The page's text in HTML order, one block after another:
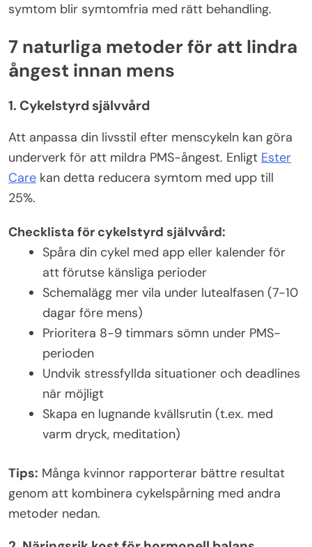
symtom blir symtomfria med rätt behandling.
7 naturliga metoder för att lindra
ångest innan mens
1. Cykelstyrd självvård
Att anpassa din livsstil efter menscykeln kan göra
underverk för att mildra PMS-ångest. Enligt Ester
Care kan detta reducera symtom med upp till
25%.
Checklista för cykelstyrd självvård:
Spåra din cykel med app eller kalender för
att förutse känsliga perioder
Schemalägg mer vila under lutealfasen (7-10
dagar före mens)
Prioritera 8-9 timmars sömn under PMS-
perioden
Undvik stressfyllda situationer och deadlines
när möjligt
Skapa en lugnande kvällsrutin (t.ex. med
varm dryck, meditation)
Tips: Många kvinnor rapporterar bättre resultat
genom att kombinera cykelspårning med andra
metoder nedan.